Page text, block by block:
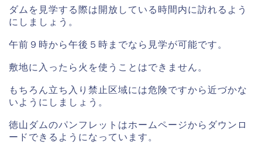
ダムを見学する際は開放している時間内に訪れるよう
にしましょう。
午前９時から午後５時までなら見学が可能です。
敷地に入ったら火を使うことはできません。
もちろん立ち入り禁止区域には危険ですから近づかな
いようにしましょう。
徳山ダムのパンフレットはホームページからダウンロ
ードできるようになっています。